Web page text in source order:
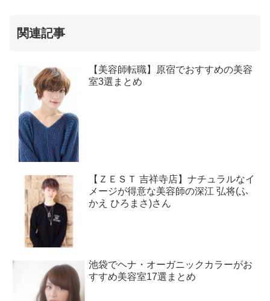
関連記事
【美容師転職】原宿でおすすめの美容
室3選まとめ
【ＺＥＳＴ 吉祥寺店】ナチュラルなイ
メージが得意な美容師の深江 弘将(ふ
かえ ひろまさ)さん
池袋でヘナ・オーガニックカラーがお
すすめ美容室17選まとめ